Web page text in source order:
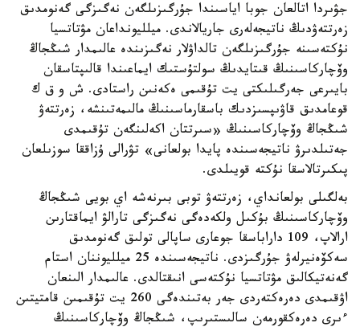
جۋىردا اتالعان جوبا اياسىندا جۇرگىزىلگەن نەگىزگى گەنومدىق
زەرتتەۋدىڭ ناتيجەلەرى جاريالاندى. ميلليونداعان مۋتاتسيا
نۇكتەسىنە جۇرگىزىلگەن تالداۋلار نەگىزىندە عالىمدار شىڭجاڭ
وۆچاركاسىنىڭ قىتايدىڭ سولتۇستىك ايماعىندا قالىپتاسقان
بايىرعى جەرگىلىكتى يت تۇقىمى ەكەنىن راستادى. ش و ق ك
قوعامدىق قاۋىپسىزدىك باسقارماسىنىڭ مالىمەتىنشە، زەرتتەۋ
شىڭجاڭ وۆچاركاسىنىڭ «سىرتتان اكەلىنگەن تۇقىمدى
جەتىلدىرۋ ناتيجەسىندە پايدا بولعانى» تۋرالى ۇزاققا سوزىلعان
پىكىرتالاسقا نۇكتە قويىلدى.
بەلگىلى بولعانداي، زەرتتەۋ توبى بىرنەشە اي بويى شىڭجاڭ
وۆچاركاسىنىڭ بۇكىل ولكەدەگى نەگىزگى تارالۋ ايماقتارىن
ارالاپ، 109 داراباسقا جوعارى ساپالى تولىق گەنومدىق
سەكۆەنيرلەۋ جۇرگىزدى. ناتيجەسىندە 25 ميلليوننان استام
گەنەتيكالىق مۋتاتسيا نۇكتەسى انىقتالدى. عالىمدار الىنعان
اۋقىمدى دەرەكتەردى جەر بەتىندەگى 260 يت تۇقىمىن قامتيتىن
ءىرى دەرەكقورمەن سالىستىرىپ، شىڭجاڭ وۆچاركاسىنىڭ